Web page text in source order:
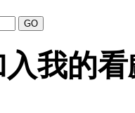
GO
我的